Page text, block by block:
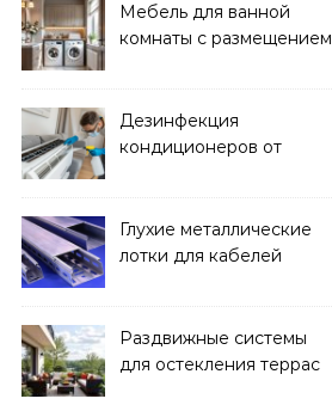
Мебель для ванной
комнаты с размещением
Дезинфекция
кондиционеров от
Глухие металлические
лотки для кабелей
Раздвижные системы
для остекления террас